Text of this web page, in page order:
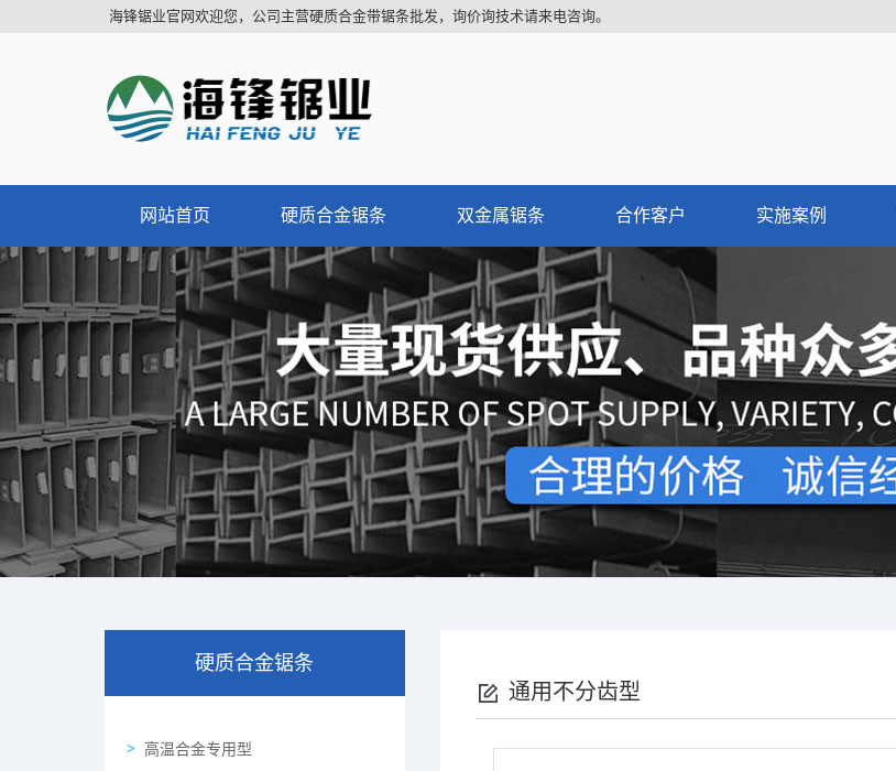
海锋锯业官网欢迎您，公司主营硬质合金带锯条批发，询价询技术请来电咨询。
网站首页 硬质合金锯条 双金属锯条 合作客户 实施案例
硬质合金锯条
高温合金专用型
通用不分齿型